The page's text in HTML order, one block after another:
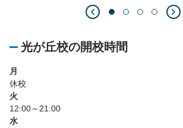
光が丘校の開校時間
月
休校
火
12:00～21:00
水